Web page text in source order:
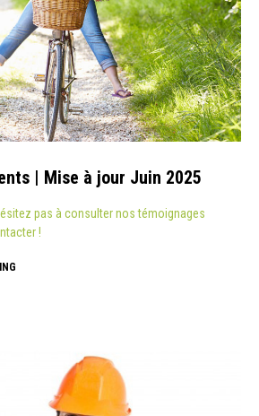
| Mise à jour Juin 2025
pas à consulter nos témoignages
!